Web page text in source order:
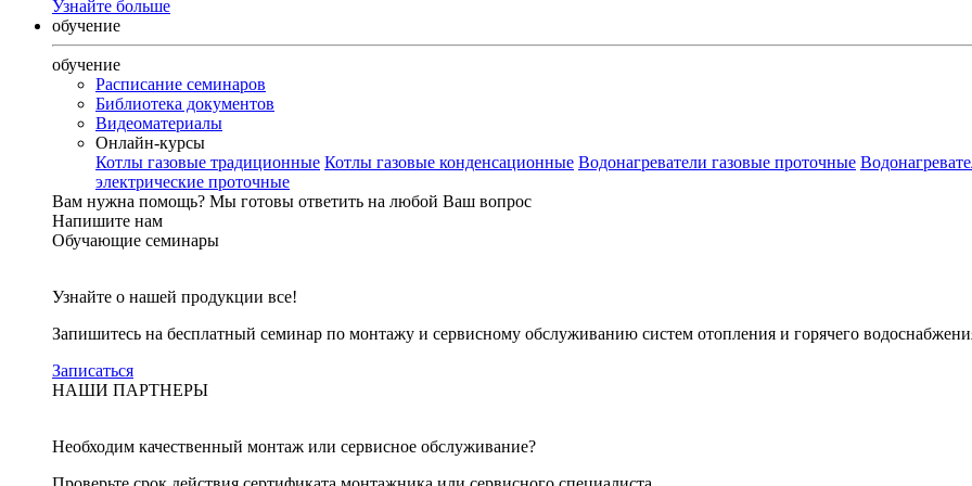
Узнайте больше
обучение
обучение
Расписание семинаров
Библиотека документов
Видеоматериалы
Онлайн-курсы
Котлы газовые традиционные Котлы газовые конденсационные Водонагреватели газовые проточные
электрические проточные
Вам нужна помощь? Мы готовы ответить на любой Ваш вопрос
Напишите нам
Обучающие семинары
Узнайте о нашей продукции все!
Запишитесь на бесплатный семинар по монтажу и сервисному обслуживанию систем отопления и горячего
Записаться
НАШИ ПАРТНЕРЫ
Необходим качественный монтаж или сервисное обслуживание?